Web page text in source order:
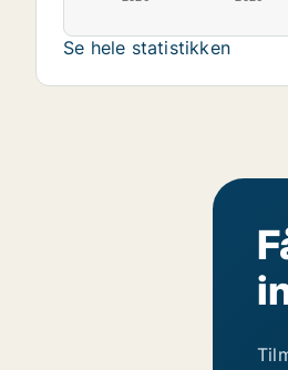
Se hele statistikken